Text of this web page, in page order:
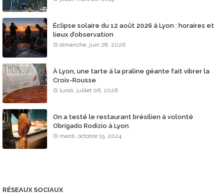
Éclipse solaire du 12 août 2026 à Lyon : horaires et
lieux d’observation
dimanche, juin 28, 2026
À Lyon, une tarte à la praline géante fait vibrer la
Croix-Rousse
lundi, juillet 06, 2026
On a testé le restaurant brésilien à volonté
Obrigado Rodizio à Lyon
mardi, octobre 15, 2024
RÉSEAUX SOCIAUX